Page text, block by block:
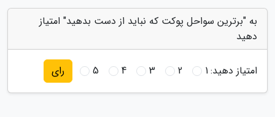
به "برترین سواحل پوکت که نباید از دست بدهید" امتیاز
دهید
امتیاز دهید:1
2
3
4
5 رای